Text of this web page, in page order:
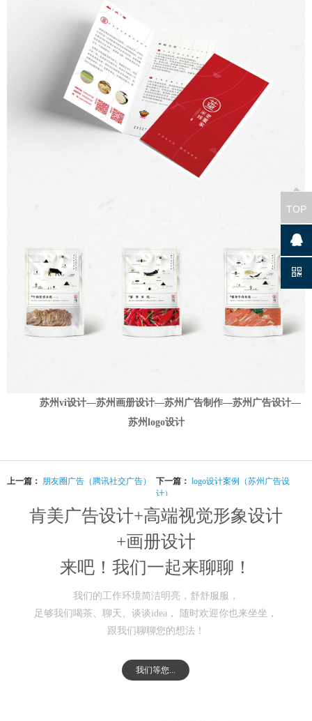
苏州vi设计—苏州画册设计—苏州广告制作—苏州广告设计—
苏州logo设计
上一篇： 朋友圈广告（腾讯社交广告） 下一篇： logo设计案例（苏州广告设
计）
肯美广告设计+高端视觉形象设计
+画册设计
来吧！我们一起来聊聊！
我们的工作环境简洁明亮，舒舒服服，
足够我们喝茶、聊天、谈谈idea， 随时欢迎你也来坐坐，
跟我们聊聊您的想法！
我们等您...
TOP